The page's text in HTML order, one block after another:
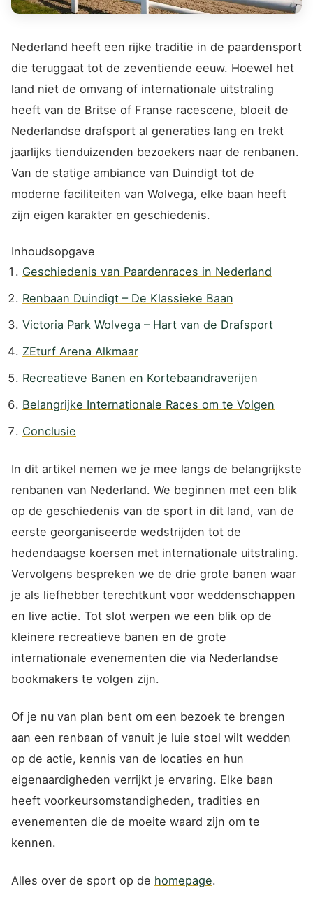
Nederland heeft een rijke traditie in de paardensport
die teruggaat tot de zeventiende eeuw. Hoewel het
land niet de omvang of internationale uitstraling
heeft van de Britse of Franse racescene, bloeit de
Nederlandse drafsport al generaties lang en trekt
jaarlijks tienduizenden bezoekers naar de renbanen.
Van de statige ambiance van Duindigt tot de
moderne faciliteiten van Wolvega, elke baan heeft
zijn eigen karakter en geschiedenis.
Inhoudsopgave
Geschiedenis van Paardenraces in Nederland
Renbaan Duindigt – De Klassieke Baan
Victoria Park Wolvega – Hart van de Drafsport
ZEturf Arena Alkmaar
Recreatieve Banen en Kortebaandraverijen
Belangrijke Internationale Races om te Volgen
Conclusie
In dit artikel nemen we je mee langs de belangrijkste
renbanen van Nederland. We beginnen met een blik
op de geschiedenis van de sport in dit land, van de
eerste georganiseerde wedstrijden tot de
hedendaagse koersen met internationale uitstraling.
Vervolgens bespreken we de drie grote banen waar
je als liefhebber terechtkunt voor weddenschappen
en live actie. Tot slot werpen we een blik op de
kleinere recreatieve banen en de grote
internationale evenementen die via Nederlandse
bookmakers te volgen zijn.
Of je nu van plan bent om een bezoek te brengen
aan een renbaan of vanuit je luie stoel wilt wedden
op de actie, kennis van de locaties en hun
eigenaardigheden verrijkt je ervaring. Elke baan
heeft voorkeursomstandigheden, tradities en
evenementen die de moeite waard zijn om te
kennen.
Alles over de sport op de homepage.